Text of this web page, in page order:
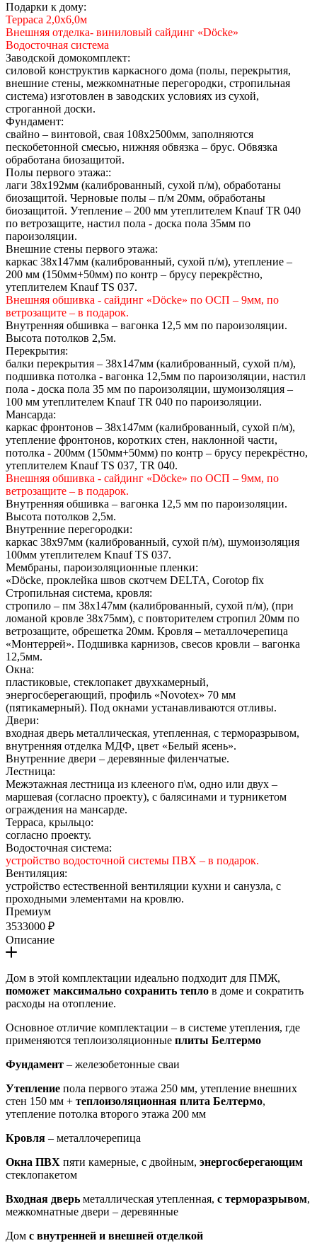
Подарки к дому:
Терраса 2,0х6,0м
Внешняя отделка- виниловый сайдинг «Döcke»
Водосточная система
Заводской домокомплект:
силовой конструктив каркасного дома (полы, перекрытия,
внешние стены, межкомнатные перегородки, стропильная
система) изготовлен в заводских условиях из сухой,
строганной доски.
Фундамент:
свайно – винтовой, свая 108х2500мм, заполняются
пескобетонной смесью, нижняя обвязка – брус. Обвязка
обработана биозащитой.
Полы первого этажа::
лаги 38х192мм (калиброванный, сухой п/м), обработаны
биозащитой. Черновые полы – п/м 20мм, обработаны
биозащитой. Утепление – 200 мм утеплителем Knauf TR 040
по ветрозащите, настил пола - доска пола 35мм по
пароизоляции.
Внешние стены первого этажа:
каркас 38х147мм (калиброванный, сухой п/м), утепление –
200 мм (150мм+50мм) по контр – брусу перекрёстно,
утеплителем Knauf TS 037.
Внешняя обшивка - сайдинг «Döcke» по ОСП – 9мм, по
ветрозащите – в подарок.
Внутренняя обшивка – вагонка 12,5 мм по пароизоляции.
Высота потолков 2,5м.
Перекрытия:
балки перекрытия – 38х147мм (калиброванный, сухой п/м),
подшивка потолка - вагонка 12,5мм по пароизоляции, настил
пола - доска пола 35 мм по пароизоляции, шумоизоляция –
100 мм утеплителем Knauf TR 040 по пароизоляции.
Мансарда:
каркас фронтонов – 38х147мм (калиброванный, сухой п/м),
утепление фронтонов, коротких стен, наклонной части,
потолка - 200мм (150мм+50мм) по контр – брусу перекрёстно,
утеплителем Knauf TS 037, TR 040.
Внешняя обшивка - сайдинг «Döcke» по ОСП – 9мм, по
ветрозащите – в подарок.
Внутренняя обшивка – вагонка 12,5 мм по пароизоляции.
Высота потолков 2,5м.
Внутренние перегородки:
каркас 38х97мм (калиброванный, сухой п/м), шумоизоляция
100мм утеплителем Knauf TS 037.
Мембраны, пароизоляционные пленки:
«Döcke, проклейка швов скотчем DELTA, Сorotop fix
Стропильная система, кровля:
стропило – пм 38х147мм (калиброванный, сухой п/м), (при
ломаной кровле 38х75мм), с повторителем стропил 20мм по
ветрозащите, обрешетка 20мм. Кровля – металлочерепица
«Монтеррей». Подшивка карнизов, свесов кровли – вагонка
12,5мм.
Окна:
пластиковые, стеклопакет двухкамерный,
энергосберегающий, профиль «Novotex» 70 мм
(пятикамерный). Под окнами устанавливаются отливы.
Двери:
входная дверь металлическая, утепленная, с терморазрывом,
внутренняя отделка МДФ, цвет «Белый ясень».
Внутренние двери – деревянные филенчатые.
Лестница:
Межэтажная лестница из клееного п\м, одно или двух –
маршевая (согласно проекту), с балясинами и турникетом
ограждения на мансарде.
Терраса, крыльцо:
согласно проекту.
Водосточная система:
устройство водосточной системы ПВХ – в подарок.
Вентиляция:
устройство естественной вентиляции кухни и санузла, с
проходными элементами на кровлю.
Премиум
3533000 ₽
Описание
Дом в этой комплектации идеально подходит для ПМЖ,
поможет максимально сохранить тепло в доме и сократить
расходы на отопление.
Основное отличие комплектации – в системе утепления, где
применяются теплоизоляционные плиты Белтермо
Фундамент – железобетонные сваи
Утепление пола первого этажа 250 мм, утепление внешних
стен 150 мм + теплоизоляционная плита Белтермо,
утепление потолка второго этажа 200 мм
Кровля – металлочерепица
Окна ПВХ пяти камерные, с двойным, энергосберегающим
стеклопакетом
Входная дверь металлическая утепленная, с терморазрывом,
межкомнатные двери – деревянные
Дом с внутренней и внешней отделкой